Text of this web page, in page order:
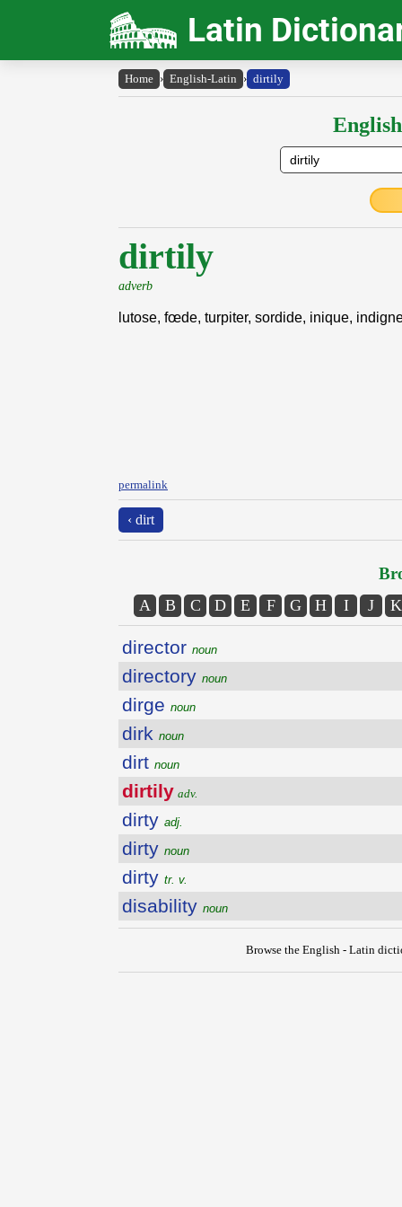
Latin
Home › English-Latin › dirtily
dirtily
adverb
lutose, fœde, turpiter, sordide, inique,
permalink
‹ dirt
A B C D E F G H I J K
director noun
directory noun
dirge noun
dirk noun
dirt noun
dirtily adv.
dirty adj.
dirty noun
dirty tr. v.
disability noun
Browse the English - Latin